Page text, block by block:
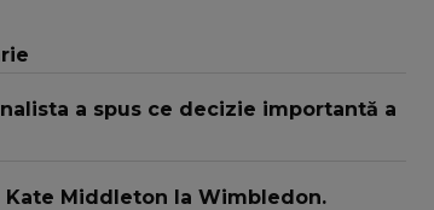
a spus ce decizie importantă a
Kate Middleton la Wimbledon.